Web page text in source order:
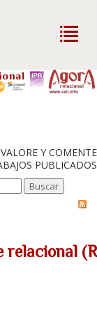
Y COMENTE
PUBLICADOS
relacional